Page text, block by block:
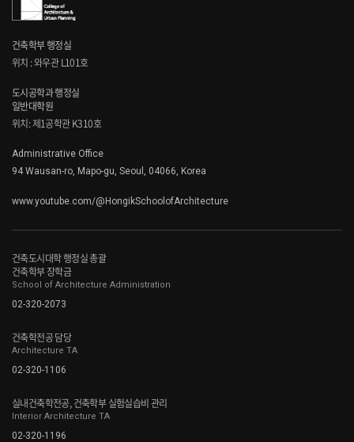
건축학부 행정실
위치 : 와우관 L101호
도시공학과 행정실
일반대학원
위치: 제1공학관 K310호
Administrative Office
94 Wausan-ro, Mapo-gu, Seoul, 04066, Korea
www.youtube.com/@HongikSchoolofArchitecture
건축도시대학 행정실 총괄
건축학부 장학금
School of Architecture Administration
02-320-2073
건축학전공 담당
Architecture TA
02-320-1106
실내건축학전공, 건축학부 실험실습비 관리
Interior Architecture TA
02-320-1196